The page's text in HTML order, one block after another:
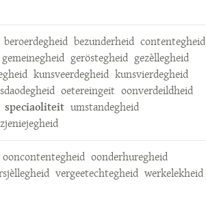
beroerdegheid bezunderheid contentegheid
gemeinegheid geröstegheid gezèllegheid
kunsveerdegheid kunsvierdegheid
oetereingeit oonverdeildheid
speciaoliteit umstandegheid
zjeniejegheid
ooncontentegheid oonderhuregheid
vergeetechtegheid werkelekheid